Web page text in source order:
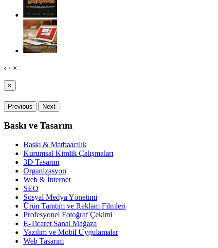
‹ › ×
×
Previous Next
Baskı ve Tasarım
Baskı & Matbaacılık
Kurumsal Kimlik Çalışmaları
3D Tasarım
Organizasyon
Web & İnternet
SEO
Sosyal Medya Yönetimi
Ürün Tanıtım ve Reklam Filmleri
Profesyonel Fotoğraf Çekimi
E-Ticaret Sanal Mağaza
Yazılım ve Mobil Uygulamalar
Web Tasarım